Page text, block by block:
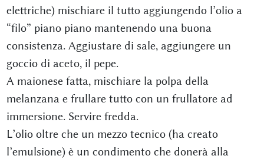
elettriche) mischiare il tutto aggiungendo l’olio a
“filo” piano piano mantenendo una buona
consistenza. Aggiustare di sale, aggiungere un
goccio di aceto, il pepe.
A maionese fatta, mischiare la polpa della
melanzana e frullare tutto con un frullatore ad
immersione. Servire fredda.
L’olio oltre che un mezzo tecnico (ha creato
l’emulsione) è un condimento che donerà alla